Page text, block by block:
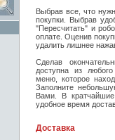
Выбрав все, что
покупки. Выбрав
"Пересчитать" и
оплате. Оценив
удалить лишнее
Сделав
доступна из
меню, которое
Заполните
Вами. В
удобное время
Доставка